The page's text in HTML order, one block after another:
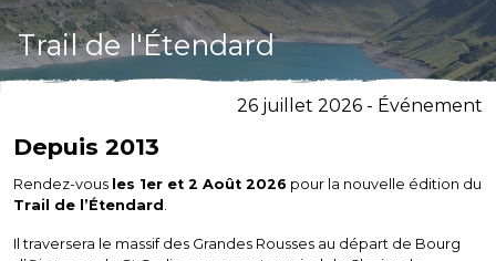
Trail de l'Étendard
26 juillet 2026 - Événement
Depuis 2013
Rendez-vous les 1er et 2 Août 2026 pour la nouvelle édition du
Trail de l’Étendard .
Il traversera le massif des Grandes Rousses au départ de Bourg